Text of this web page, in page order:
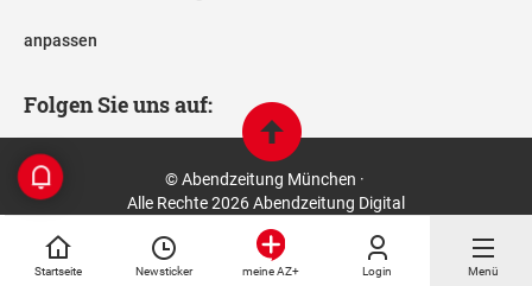
Startseite Newsticker meine AZ+ Login Menü
anpassen
Folgen Sie uns auf:
© Abendzeitung München ·
Alle Rechte 2026 Abendzeitung Digital